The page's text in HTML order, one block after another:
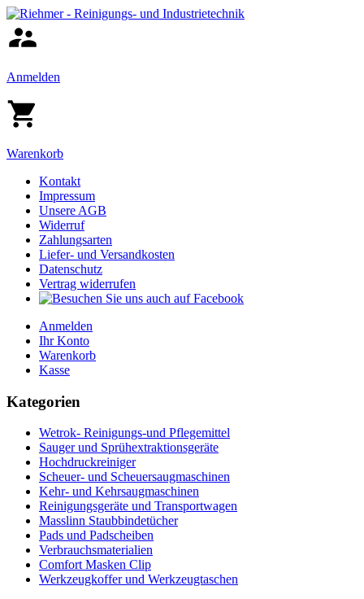
Anmelden
Warenkorb
Kontakt
Impressum
Unsere AGB
Widerruf
Zahlungsarten
Liefer- und Versandkosten
Datenschutz
Vertrag widerrufen
Anmelden
Ihr Konto
Warenkorb
Kasse
Kategorien
Wetrok- Reinigungs-und Pflegemittel
Sauger und Sprühextraktionsgeräte
Hochdruckreiniger
Scheuer- und Scheuersaugmaschinen
Kehr- und Kehrsaugmaschinen
Reinigungsgeräte und Transportwagen
Masslinn Staubbindetücher
Pads und Padscheiben
Verbrauchsmaterialien
Comfort Masken Clip
Werkzeugkoffer und Werkzeugtaschen